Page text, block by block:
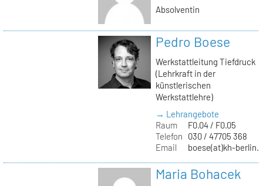
Absolventin
Pedro Boese
Werkstattleitung Tiefdruck
(Lehrkraft in der
künstlerischen
Werkstattlehre)
→ Lehrangebote
Raum
F0.04 / F0.05
Telefon
030 / 47705 368
Email
boese(at)kh-
Maria Bohacek